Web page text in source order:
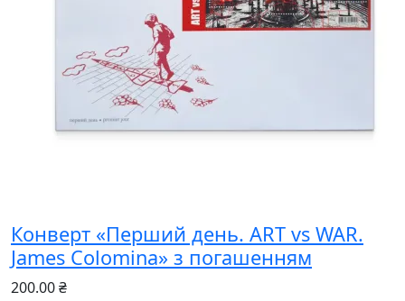
Конверт «Перший день. ART vs WAR.
James Colomina» з погашенням
200.00 ₴